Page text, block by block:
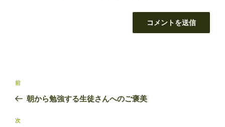
投
ビ
前
の
稿
前
朝から勉強する生徒さんへのご褒美
次
次